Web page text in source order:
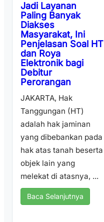
Jadi Layanan
Paling Banyak
Diakses
Masyarakat, Ini
Penjelasan Soal HT
dan Roya
Elektronik bagi
Debitur
Perorangan
JAKARTA, Hak
Tanggungan (HT)
adalah hak jaminan
yang dibebankan pada
hak atas tanah beserta
objek lain yang
melekat di atasnya, ...
Baca Selanjutnya